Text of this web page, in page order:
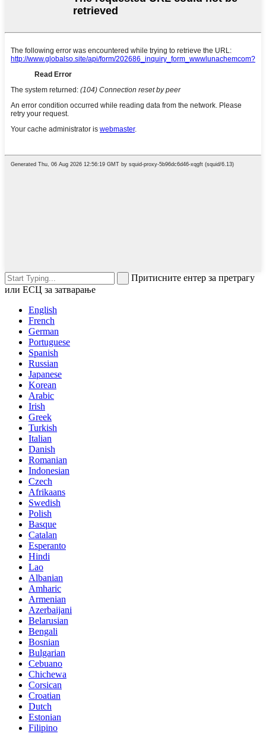
Притисните ентер за претрагу
или ЕСЦ за затварање
English
French
German
Portuguese
Spanish
Russian
Japanese
Korean
Arabic
Irish
Greek
Turkish
Italian
Danish
Romanian
Indonesian
Czech
Afrikaans
Swedish
Polish
Basque
Catalan
Esperanto
Hindi
Lao
Albanian
Amharic
Armenian
Azerbaijani
Belarusian
Bengali
Bosnian
Bulgarian
Cebuano
Chichewa
Corsican
Croatian
Dutch
Estonian
Filipino